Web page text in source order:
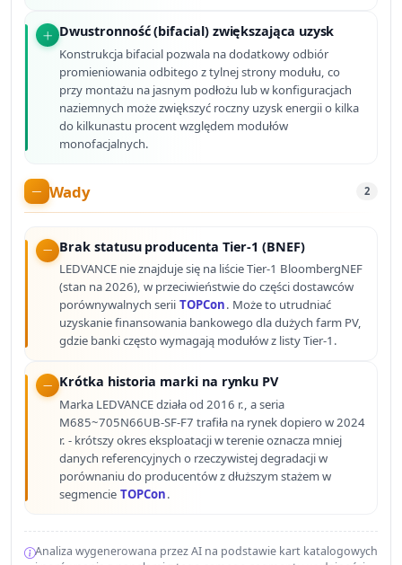
Dwustronność (bifacial) zwiększająca uzysk
Konstrukcja bifacial pozwala na dodatkowy odbiór
promieniowania odbitego z tylnej strony modułu, co
przy montażu na jasnym podłożu lub w konfiguracjach
naziemnych może zwiększyć roczny uzysk energii o kilka
do kilkunastu procent względem modułów
monofacjalnych.
Wady 2
Brak statusu producenta Tier-1 (BNEF)
LEDVANCE nie znajduje się na liście Tier-1 BloombergNEF
(stan na 2026), w przeciwieństwie do części dostawców
porównywalnych serii TOPCon. Może to utrudniać
uzyskanie finansowania bankowego dla dużych farm PV,
gdzie banki często wymagają modułów z listy Tier-1.
Krótka historia marki na rynku PV
Marka LEDVANCE działa od 2016 r., a seria
M685~705N66UB-SF-F7 trafiła na rynek dopiero w 2024
r. - krótszy okres eksploatacji w terenie oznacza mniej
danych referencyjnych o rzeczywistej degradacji w
porównaniu do producentów z dłuższym stażem w
segmencie TOPCon.
Analiza wygenerowana przez AI na podstawie kart katalogowych